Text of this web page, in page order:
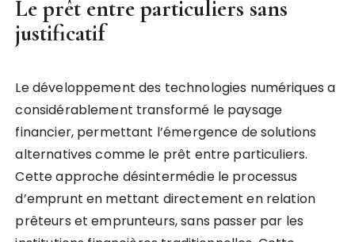
Le prêt entre particuliers sans
justificatif
Le développement des technologies numériques a
considérablement transformé le paysage
financier, permettant l’émergence de solutions
alternatives comme le prêt entre particuliers.
Cette approche désintermédie le processus
d’emprunt en mettant directement en relation
prêteurs et emprunteurs, sans passer par les